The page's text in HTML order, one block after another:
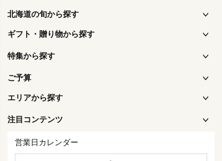
北海道の旬から探す
ギフト・贈り物から探す
特集から探す
ご予算
エリアから探す
注目コンテンツ
営業日カレンダー